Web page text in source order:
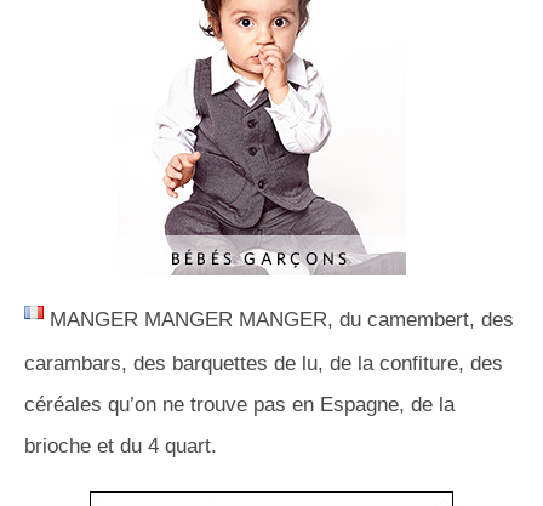
MANGER MANGER MANGER, du camembert, des
carambars, des barquettes de lu, de la confiture, des
céréales qu’on ne trouve pas en Espagne, de la
brioche et du 4 quart.